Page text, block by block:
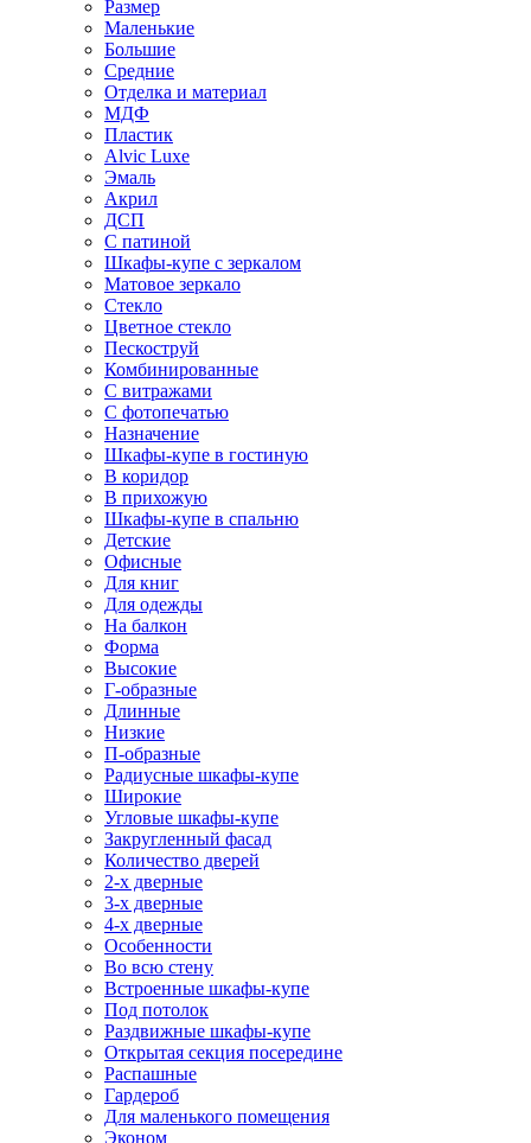
Размер
Маленькие
Большие
Средние
Отделка и материал
МДФ
Пластик
Alvic Luxe
Эмаль
Акрил
ДСП
С патиной
Шкафы-купе с зеркалом
Матовое зеркало
Стекло
Цветное стекло
Пескоструй
Комбинированные
С витражами
С фотопечатью
Назначение
Шкафы-купе в гостиную
В коридор
В прихожую
Шкафы-купе в спальню
Детские
Офисные
Для книг
Для одежды
На балкон
Форма
Высокие
Г-образные
Длинные
Низкие
П-образные
Радиусные шкафы-купе
Широкие
Угловые шкафы-купе
Закругленный фасад
Количество дверей
2-х дверные
3-х дверные
4-х дверные
Особенности
Во всю стену
Встроенные шкафы-купе
Под потолок
Раздвижные шкафы-купе
Открытая секция посередине
Распашные
Гардероб
Для маленького помещения
Эконом